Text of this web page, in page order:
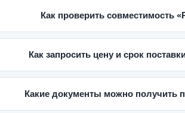
Как проверить совместимость
Как запросить цену и срок
Какие документы можно получить